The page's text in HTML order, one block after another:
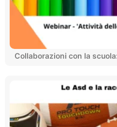
Collaborazioni con la